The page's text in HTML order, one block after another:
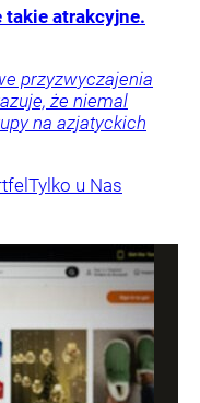
takie atrakcyjne.
przyzwyczajenia
że niemal
na azjatyckich
Tylko u Nas